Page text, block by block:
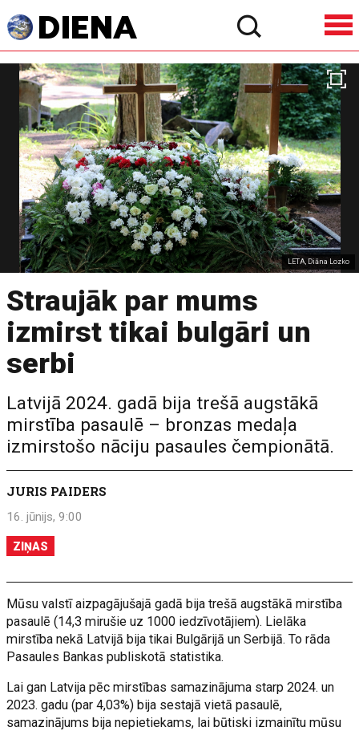
LETA, Diāna Lozko
Straujāk par mums
izmirst tikai bulgāri un
serbi
Latvijā 2024. gadā bija trešā augstākā
mirstība pasaulē – bronzas medaļa
izmirstošo nāciju pasaules čempionātā.
JURIS PAIDERS
16. jūnijs, 9:00
ZIŅAS
Mūsu valstī aizpagājušajā gadā bija trešā augstākā mirstība
pasaulē (14,3 mirušie uz 1000 iedzīvotājiem). Lielāka
mirstība nekā Latvijā bija tikai Bulgārijā un Serbijā. To rāda
Pasaules Bankas publiskotā statistika.
Lai gan Latvija pēc mirstības samazinājuma starp 2024. un
2023. gadu (par 4,03%) bija sestajā vietā pasaulē,
samazinājums bija nepietiekams, lai būtiski izmainītu mūsu